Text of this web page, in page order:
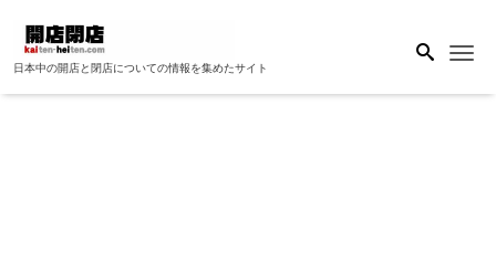
日本中の開店と閉店についての情報を集めたサイト